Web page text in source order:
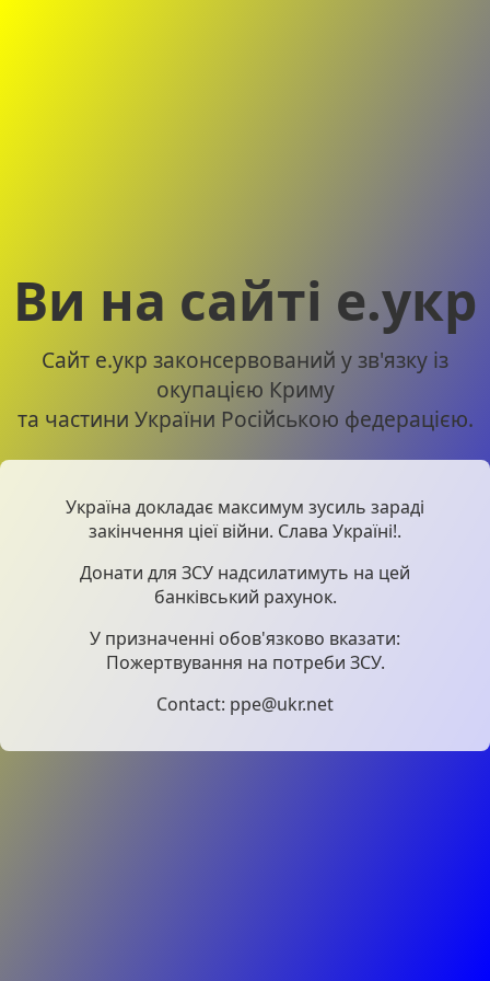
Ви на сайті е.укр
Сайт е.укр законсервований у зв'язку із
окупацією Криму
та частини України Російською федерацією.
Україна докладає максимум зусиль зараді
закінчення ціеї війни. Слава Україні!.
Донати для ЗСУ надсилатимуть на цей
банківський рахунок.
У призначенні обов'язково вказати:
Пожертвування на потреби ЗСУ.
Contact: ppe@ukr.net